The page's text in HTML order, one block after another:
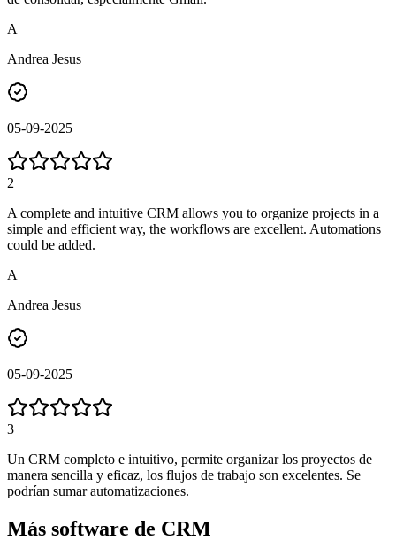
A
Andrea Jesus
05-09-2025
2
A complete and intuitive CRM allows you to organize projects in a
simple and efficient way, the workflows are excellent. Automations
could be added.
A
Andrea Jesus
05-09-2025
3
Un CRM completo e intuitivo, permite organizar los proyectos de
manera sencilla y eficaz, los flujos de trabajo son excelentes. Se
podrían sumar automatizaciones.
Más software de CRM